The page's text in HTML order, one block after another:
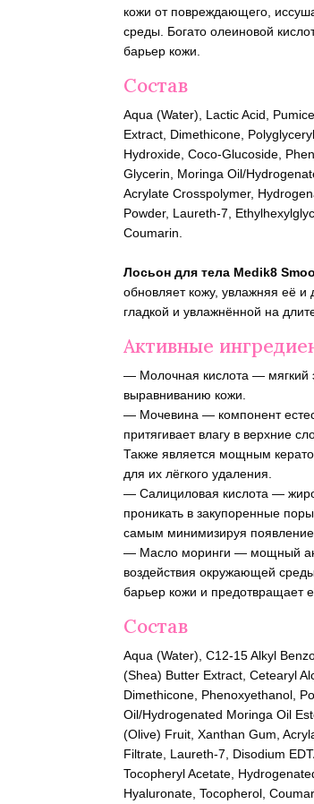
кожи от повреждающего,
среды. Богато олеиновой
барьер кожи.
Состав
Aqua (Water), Lactic Acid,
Extract, Dimethicone,
Hydroxide, Coco-Glucoside,
Glycerin, Moringa Oil/
Acrylate Crosspolymer,
Powder, Laureth-7,
Coumarin.
Лосьон для тела Medik8
обновляет кожу, увлажняя её
гладкой и увлажнённой на
Активные
— Молочная кислота — мягкий
выравниванию кожи.
— Мочевина — компонент
притягивает влагу в верхние
Также является мощным
для их лёгкого удаления.
— Салициловая кислота —
проникать в закупоренные
самым минимизируя появление
— Масло моринги — мощный
воздействия окружающей
барьер кожи и предотвращает
Состав
Aqua (Water), C12-15 Alkyl
(Shea) Butter Extract, Cetearyl
Dimethicone, Phenoxyethanol,
Oil/Hydrogenated Moringa Oil
(Olive) Fruit, Xanthan Gum,
Filtrate, Laureth-7, Disodium
Tocopheryl Acetate,
Hyaluronate, Tocopherol,